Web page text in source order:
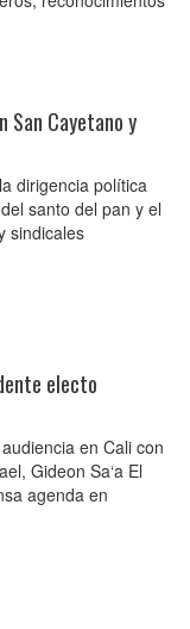
San Cayetano y
dirigencia política
santo del pan y el
sindicales
electo
en Cali con
Gideon Sa‘a El
agenda en